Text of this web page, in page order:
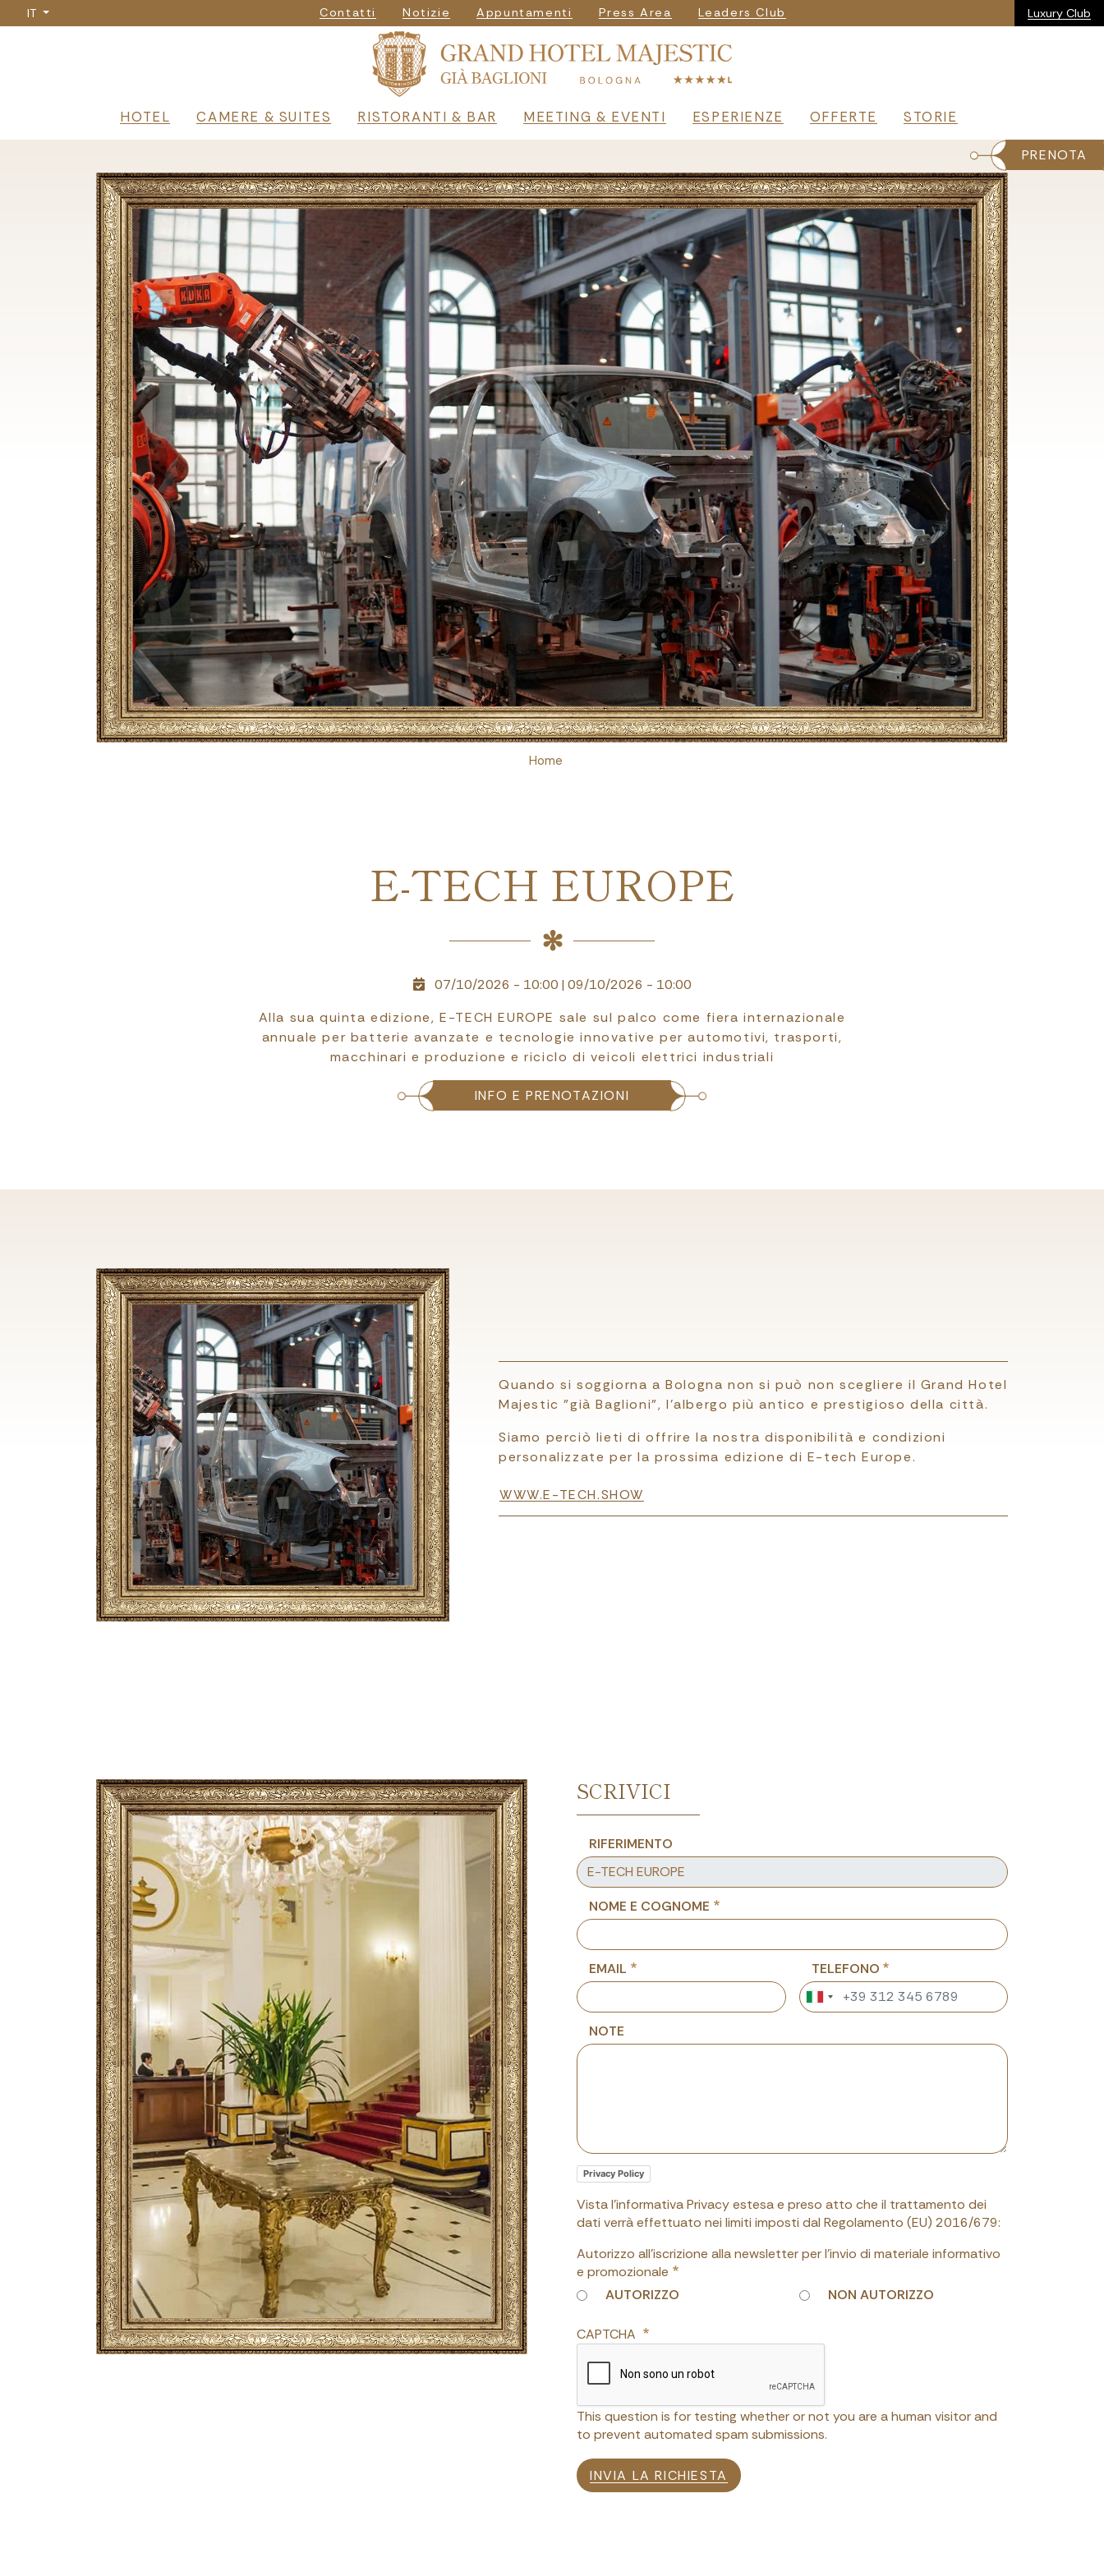
Salta
al
IT Navigazione secondaria
Contatti Notizie Appuntamenti Press Area Leaders Club Luxury Club
Navigazione principale
HOTEL CAMERE & SUITES RISTORANTI & BAR MEETING & EVENTI ESPERIENZE OFFERTE STORIE
PRENOTA
Home
E-TECH EUROPE
07/10/2026 - 10:00 | 09/10/2026 - 10:00
Alla sua quinta edizione, E-TECH EUROPE sale sul palco come fiera internazionale
annuale per batterie avanzate e tecnologie innovative per automotivi, trasporti,
macchinari e produzione e riciclo di veicoli elettrici industriali
INFO E PRENOTAZIONI
Quando si soggiorna a Bologna non si può non scegliere il Grand Hotel
Majestic "già Baglioni", l'albergo più antico e prestigioso della città.
Siamo perciò lieti di offrire la nostra disponibilità e condizioni
personalizzate per la prossima edizione di E-tech Europe.
WWW.E-TECH.SHOW
SCRIVICI
RIFERIMENTO
NOME E COGNOME
EMAIL TELEFONO
NOTE
Privacy Policy
Vista l'informativa Privacy estesa e preso atto che il trattamento dei
dati verrà effettuato nei limiti imposti dal Regolamento (EU) 2016/679:
Autorizzo all'iscrizione alla newsletter per l'invio di materiale informativo
e promozionale
AUTORIZZO
NON AUTORIZZO
CAPTCHA
This question is for testing whether or not you are a human visitor and
to prevent automated spam submissions.
INVIA LA RICHIESTA